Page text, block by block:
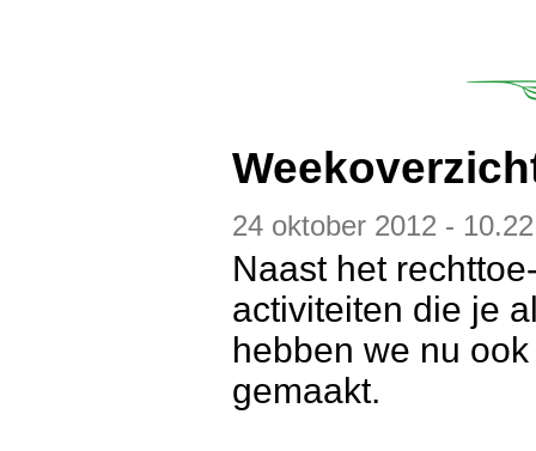
24 oktober 2012 -
Naast het
activiteiten die je
hebben we nu
gemaakt.